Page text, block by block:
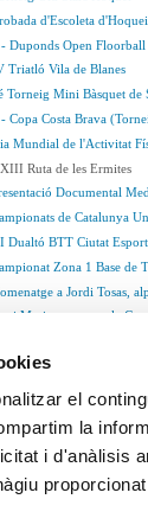
el
la
i d'anàlisis
d'Escoleta d'Hoquei
Duponds Open Floorball
Triatló Vila de Blanes
Torneig Mini Bàsquet de
Copa Costa Brava
Mundial de l'Activitat
Ruta de les Ermites
Documental
de Catalunya
Dualtó BTT Ciutat
Zona 1 Base de
a Jordi Tosas,
Marina, segon a la
del Circuit Català
Final Prebenjamí
Equips CD
Gran Prix Vila